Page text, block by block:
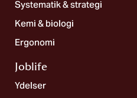
Systematik & strategi
Kemi & biologi
Ergonomi
Joblife​
Ydelser